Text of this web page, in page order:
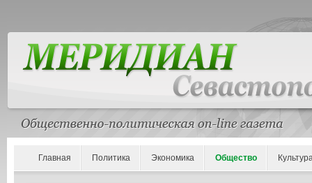
Главная Политика Экономика Общество